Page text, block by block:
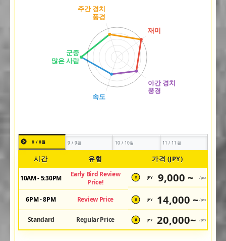
8 / 8월 9 / 9월 10 / 10월 11 / 11월
시간 유형 가격 (JPY)
10AM - 5:30PM
Early Bird Review
Price!
¥ JPY 9,000 ~ /pax
6PM - 8PM Review Price ¥ JPY 14,000 ~ /pax
Standard Regular Price ¥ JPY 20,000~ /pax